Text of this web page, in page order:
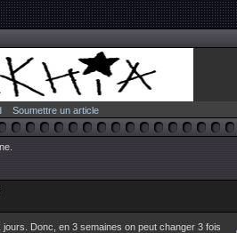
Soumettre un article
Donc, en 3 semaines on peut changer 3 fois